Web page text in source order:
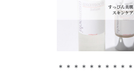
＊＊＊＊＊＊＊＊＊